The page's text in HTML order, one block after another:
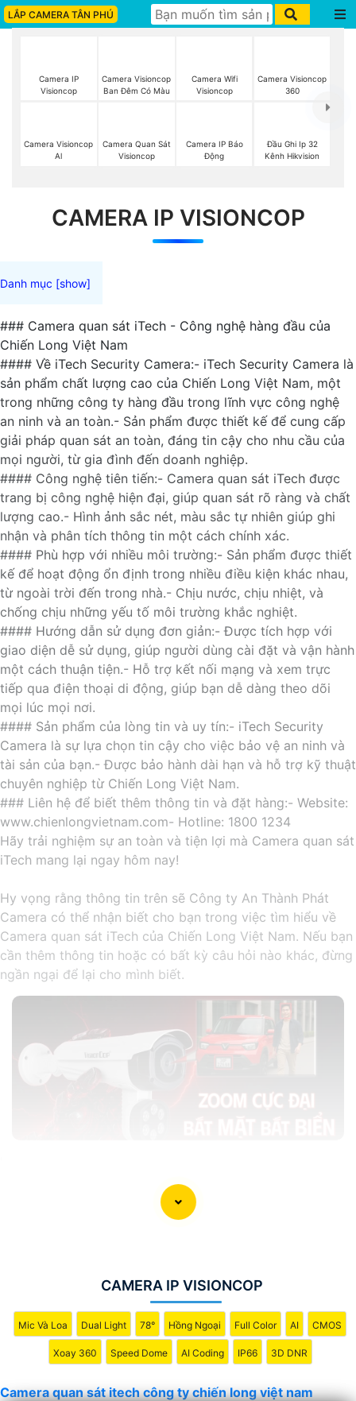
LẮP CAMERA TÂN PHÚ
Camera IP
Visioncop
Camera Visioncop
Ban Đêm Có Màu
Camera Wifi
Visioncop
Camera Visioncop
360
Camera Visioncop
Al
Camera Quan Sát
Visioncop
Camera IP Báo
Động
Đầu Ghi Ip 32
Kênh Hikvision
CAMERA IP VISIONCOP
### Camera quan sát iTech - Công nghệ hàng đầu của
Chiến Long Việt Nam
#### Về iTech Security Camera:- iTech Security Camera là
sản phẩm chất lượng cao của Chiến Long Việt Nam, một
trong những công ty hàng đầu trong lĩnh vực công nghệ
an ninh và an toàn.- Sản phẩm được thiết kế để cung cấp
giải pháp quan sát an toàn, đáng tin cậy cho nhu cầu của
mọi người, từ gia đình đến doanh nghiệp.
#### Công nghệ tiên tiến:- Camera quan sát iTech được
trang bị công nghệ hiện đại, giúp quan sát rõ ràng và chất
lượng cao.- Hình ảnh sắc nét, màu sắc tự nhiên giúp ghi
nhận và phân tích thông tin một cách chính xác.
#### Phù hợp với nhiều môi trường:- Sản phẩm được thiết
kế để hoạt động ổn định trong nhiều điều kiện khác nhau,
từ ngoài trời đến trong nhà.- Chịu nước, chịu nhiệt, và
chống chịu những yếu tố môi trường khắc nghiệt.
#### Hướng dẫn sử dụng đơn giản:- Được tích hợp với
giao diện dễ sử dụng, giúp người dùng cài đặt và vận hành
một cách thuận tiện.- Hỗ trợ kết nối mạng và xem trực
tiếp qua điện thoại di động, giúp bạn dễ dàng theo dõi
mọi lúc mọi nơi.
#### Sản phẩm của lòng tin và uy tín:- iTech Security
Camera là sự lựa chọn tin cậy cho việc bảo vệ an ninh và
tài sản của bạn.- Được bảo hành dài hạn và hỗ trợ kỹ thuật
chuyên nghiệp từ Chiến Long Việt Nam.
### Liên hệ để biết thêm thông tin và đặt hàng:- Website:
www.chienlongvietnam.com- Hotline: 1800 1234
Hãy trải nghiệm sự an toàn và tiện lợi mà Camera quan sát
iTech mang lại ngay hôm nay!
Hy vọng rằng thông tin trên sẽ Công ty An Thành Phát
Camera có thể nhận biết cho bạn trong việc tìm hiểu về
Camera quan sát iTech của Chiến Long Việt Nam. Nếu bạn
cần thêm thông tin hoặc có bất kỳ câu hỏi nào khác, đừng
ngần ngại để lại cho mình biết.
CAMERA IP VISIONCOP
Mic Và Loa Dual Light 78° Hồng Ngoại Full Color AI CMOS
Xoay 360 Speed Dome AI Coding IP66 3D DNR
Camera quan sát itech công ty chiến long việt nam